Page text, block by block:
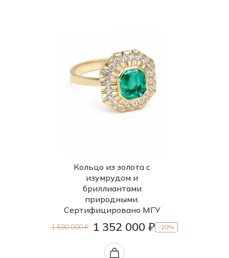
Кольцо из золота с
изумрудом и
бриллиантами
природными.
Сертифицировано МГУ
1 690 000 ₽ 1 352 000 ₽ -20%